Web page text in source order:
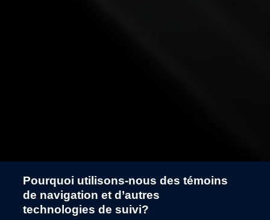
Pourquoi utilisons-nous des témoins
de navigation et d’autres
technologies de suivi?